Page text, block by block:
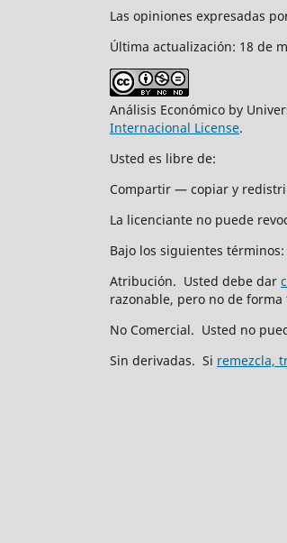
Las opiniones expresadas
Última actualización: 18 de
Análisis Económico by
Internacional License.
Usted es libre de:
Compartir — copiar y
La licenciante no puede
Bajo los siguientes términos:
Atribución. Usted debe dar
razonable, pero no de
No Comercial. Usted no
Sin derivadas. Si remezcla,